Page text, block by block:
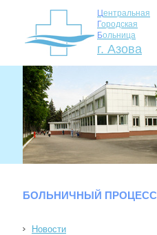
Центральная
Городская
Больница
г. Азова
БОЛЬНИЧНЫЙ ПРОЦЕСС
Новости